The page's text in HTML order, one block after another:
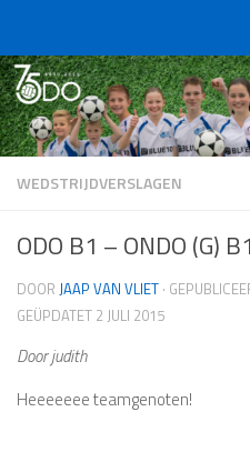
WEDSTRIJDVERSLAGEN
ODO B1 – ONDO (G)
DOOR JAAP VAN VLIET ·
GEÜPDATET 2 JULI 2015
Door judith
Heeeeeee teamgenoten!